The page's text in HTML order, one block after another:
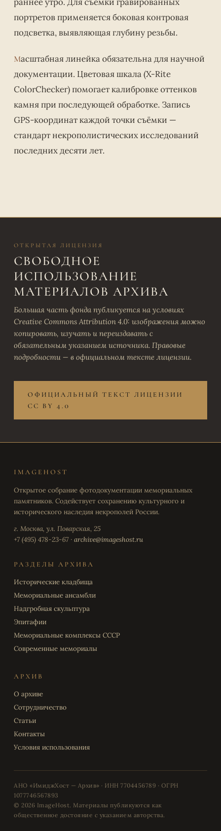
портретов применяется боковая контровая
подсветка, выявляющая глубину резьбы.
Масштабная линейка обязательна для научной
документации. Цветовая шкала (X-Rite
ColorChecker) помогает калибровке оттенков
камня при последующей обработке. Запись
GPS-координат каждой точки съёмки —
стандарт некрополистических исследований
последних десяти лет.
ОТКРЫТАЯ ЛИЦЕНЗИЯ
СВОБОДНОЕ
ИСПОЛЬЗОВАНИЕ
МАТЕРИАЛОВ АРХИВА
Большая часть фонда публикуется на условиях
Creative Commons Attribution 4.0: изображения можно
копировать, изучать и переиздавать с
обязательным указанием источника. Правовые
подробности — в официальном тексте лицензии.
ОФИЦИАЛЬНЫЙ ТЕКСТ ЛИЦЕНЗИИ
CC BY 4.0
IMAGEHOST
Открытое собрание фотодокументации мемориальных
памятников. Содействует сохранению культурного и
исторического наследия некрополей России.
г. Москва, ул. Поварская, 25
+7 (495) 478-23-67 · archive@imageshost.ru
РАЗДЕЛЫ АРХИВА
Исторические кладбища
Мемориальные ансамбли
Надгробная скульптура
Эпитафии
Мемориальные комплексы СССР
Современные мемориалы
АРХИВ
О архиве
Сотрудничество
Статьи
Контакты
Условия использования
АНО «ИмиджХост — Архив» · ИНН 7704456789 · ОГРН
1077746567893
© 2026 ImageHost. Материалы публикуются как
общественное достояние с указанием авторства.